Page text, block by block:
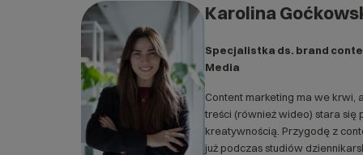
Karolina
Specjalistka ds. brand
Media
Content marketing ma we krwi,
treści (również wideo) stara się
kreatywnością. Przygodę z
już podczas studiów